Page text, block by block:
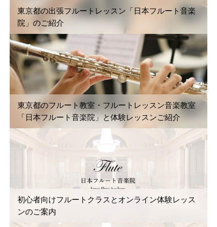
東京都の出張フルートレッスン「日本フルート音楽
院」のご紹介
東京都のフルート教室・フルートレッスン音楽教室
「日本フルート音楽院」と体験レッスンご紹介
初心者向けフルートクラスとオンライン体験レッス
ンのご案内